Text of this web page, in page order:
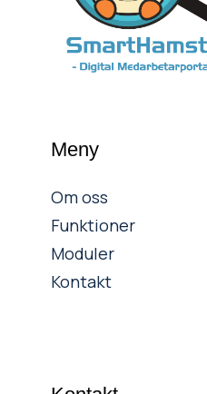
Meny
Om oss
Funktioner
Moduler
Kontakt